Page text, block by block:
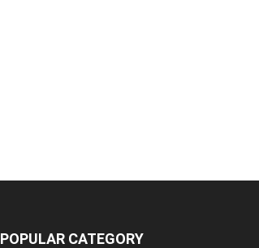
POPULAR CATEGORY